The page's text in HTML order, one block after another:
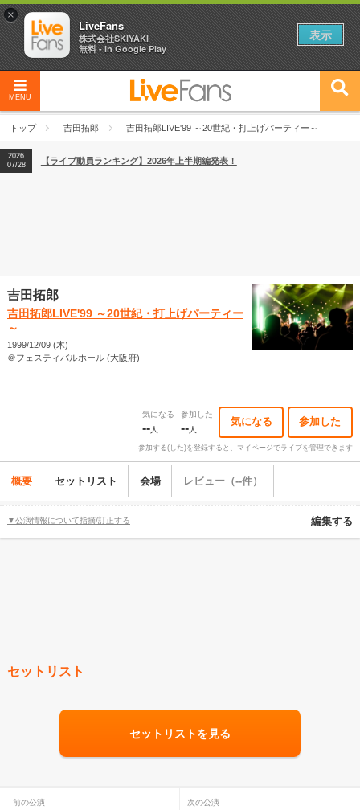
MENU
トップ 吉田拓郎 吉田拓郎LIVE'99 ～20世紀・打上げパーティー～
04/27
【フェス特集2026】フェス情報はここから！
2026
07/28
2026
【フェス特集2026】フェス情報はここから！
2026
07/28
【ライブ動員ランキング】2026年上半期編発表！
吉田拓郎
吉田拓郎LIVE'99 ～20世紀・打上げパーティー
～
1999/12/09 (木)
＠フェスティバルホール (大阪府)
気になる
--人
参加した
--人
気になる 参加した
参加する(した)を登録すると、マイページでライブを管理できます
概要 セットリスト 会場 レビュー（--件）
▼公演情報について指摘/訂正する 編集する
セットリスト
セットリストを見る
前の公演 次の公演
×
LiveFans
株式会社SKIYAKI
無料 - In Google Play
表示